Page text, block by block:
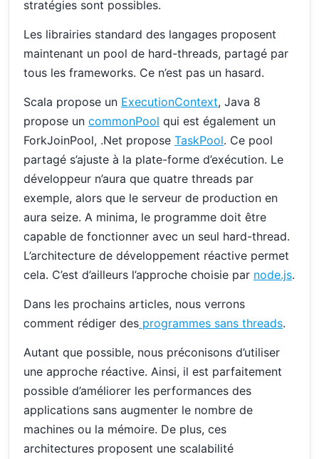
stratégies sont possibles.
Les librairies standard des langages proposent
maintenant un pool de hard-threads, partagé par
tous les frameworks. Ce n’est pas un hasard.
Scala propose un ExecutionContext, Java 8
propose un commonPool qui est également un
ForkJoinPool, .Net propose TaskPool. Ce pool
partagé s’ajuste à la plate-forme d’exécution. Le
développeur n’aura que quatre threads par
exemple, alors que le serveur de production en
aura seize. A minima, le programme doit être
capable de fonctionner avec un seul hard-thread.
L’architecture de développement réactive permet
cela. C’est d’ailleurs l’approche choisie par node.js.
Dans les prochains articles, nous verrons
comment rédiger des programmes sans threads.
Autant que possible, nous préconisons d’utiliser
une approche réactive. Ainsi, il est parfaitement
possible d’améliorer les performances des
applications sans augmenter le nombre de
machines ou la mémoire. De plus, ces
architectures proposent une scalabilité